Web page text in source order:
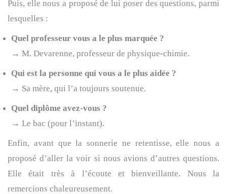
Puis, elle nous a proposé de lui poser des questions, parmi
lesquelles :
Quel professeur vous a le plus marquée ?
→ M. Devarenne, professeur de physique-chimie.
Qui est la personne qui vous a le plus aidée ?
→ Sa mère, qui l’a toujours soutenue.
Quel diplôme avez-vous ?
→ Le bac (pour l’instant).
Enfin, avant que la sonnerie ne retentisse, elle nous a
proposé d’aller la voir si nous avions d’autres questions.
Elle était très à l’écoute et bienveillante. Nous la
remercions chaleureusement.